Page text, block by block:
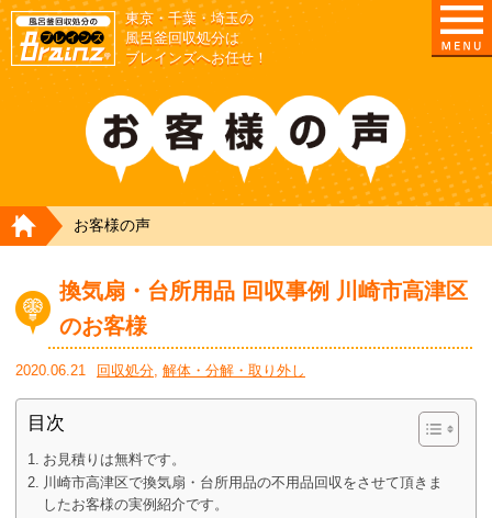
東京/埼玉/千葉/神奈川の 風呂釜撤去・取外し・処分
東京・千葉・埼玉の
風呂釜回収処分は
ブレインズへお任せ！
HOME
お客様の声
換気扇・台所用品 回収事例 川崎市高津区
のお客様
2020.06.21 回収処分, 解体・分解・取り外し
目次
お見積りは無料です。
川崎市高津区で換気扇・台所用品の不用品回収をさせて頂きま
したお客様の実例紹介です。